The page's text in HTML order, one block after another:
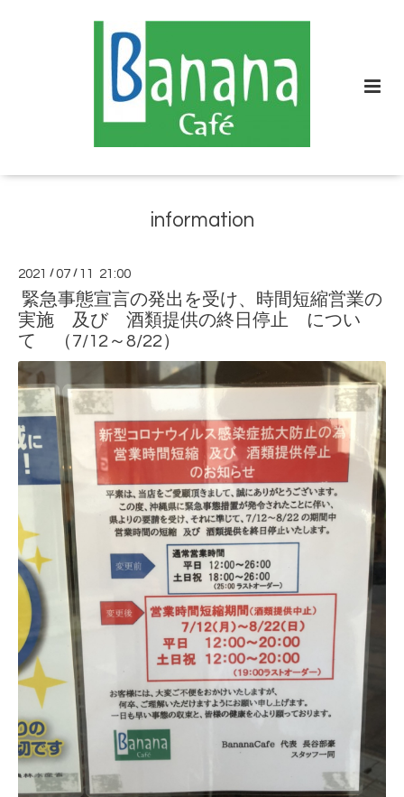
information
2021 /07 / 11 21:00
緊急事態宣言の発出を受け、時間短縮営業の
実施 及び 酒類提供の終日停止 につい
て （7/12～8/22）